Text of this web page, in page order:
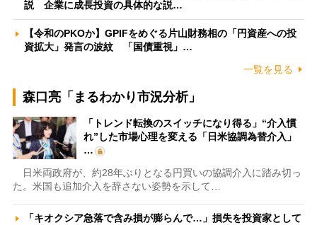
説 企業に成長投資の具体的な説…
【令和のPKOか】GPIFをめぐる片山財務相の「円資産への投
資拡大」発言の波紋 「国債重視」…
一覧を見る
森口亮「まるわかり市況分析」
「トレンド転換のスイッチになり得る」“介入慣
れ”した市場心理を変える「日米協調為替介入」
…
日米両政府が、約28年ぶりとなる円買いの協調介入に踏み切っ
た。米国も追加介入を辞さない姿勢を示して…
「キオクシア急落で含み損が膨らんで…」損失を投資家として